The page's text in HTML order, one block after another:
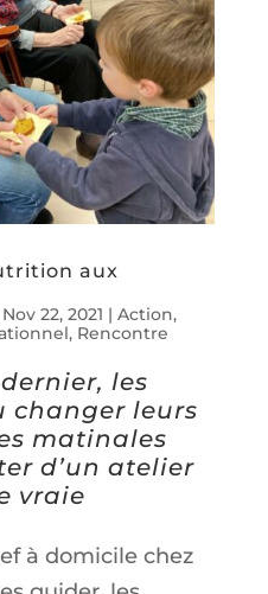
aux
Nov 22, 2021 | Action,
, Rencontre
les
changer leurs
matinales
d’un atelier
vraie
à domicile chez